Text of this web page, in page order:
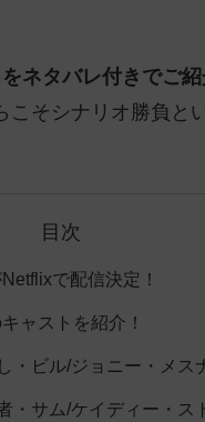
ネタバレ付きでご紹
そシナリオ勝負と
目次
で配信決定！
ャストを紹介！
・ビル/ジョニー・メス
・サム/ケイディー・ス